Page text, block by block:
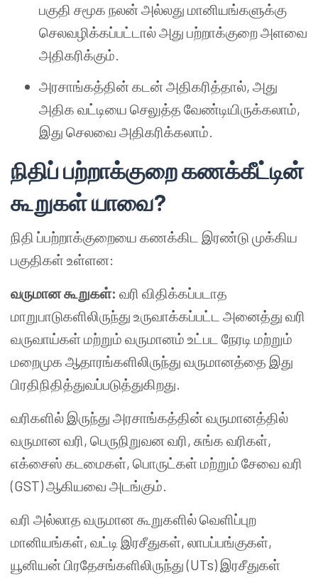
பகுதி சமூக நலன் அல்லது மானியங்களுக்கு
செலவழிக்கப்பட்டால் அது பற்றாக்குறை அளவை
அதிகரிக்கும்.
அரசாங்கத்தின் கடன் அதிகரித்தால், அது
அதிக வட்டியை செலுத்த வேண்டியிருக்கலாம்,
இது செலவை அதிகரிக்கலாம்.
நிதிப் பற்றாக்குறை கணக்கீட்டின்
கூறுகள் யாவை?
நிதி ப்பற்றாக்குறையை கணக்கிட இரண்டு முக்கிய
பகுதிகள் உள்ளன:
வருமான கூறுகள்: வரி விதிக்கப்படாத
மாறுபாடுகளிலிருந்து உருவாக்கப்பட்ட அனைத்து வரி
வருவாய்கள் மற்றும் வருமானம் உட்பட நேரடி மற்றும்
மறைமுக ஆதாரங்களிலிருந்து வருமானத்தை இது
பிரதிநிதித்துவப்படுத்துகிறது.
வரிகளில் இருந்து அரசாங்கத்தின் வருமானத்தில்
வருமான வரி, பெருநிறுவன வரி, சுங்க வரிகள்,
எக்சைஸ் கடமைகள், பொருட்கள் மற்றும் சேவை வரி
(GST) ஆகியவை அடங்கும்.
வரி அல்லாத வருமான கூறுகளில் வெளிப்புற
மானியங்கள், வட்டி இரசீதுகள், லாபப்பங்குகள்,
யூனியன் பிரதேசங்களிலிருந்து (UTs) இரசீதுகள்